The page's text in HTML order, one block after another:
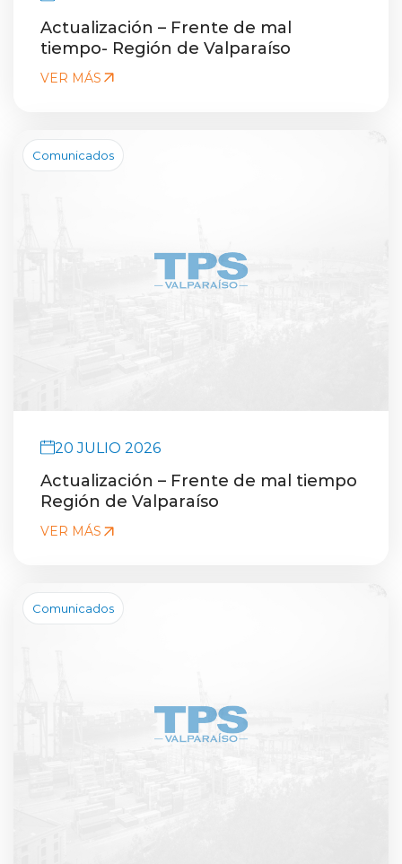
Actualización – Frente de mal
tiempo- Región de Valparaíso
VER MÁS
Comunicados
20 JULIO 2026
Actualización – Frente de mal tiempo
Región de Valparaíso
VER MÁS
Comunicados